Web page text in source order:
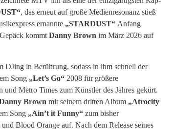
, das erneut auf große Medienresonanz stieß
ernannte „STARDUST“ Anfang
kommt Danny Brown im März 2026 auf
in Berührung, sodass in ihm schnell der
Song „Let’s Go“ 2008 für größere
und Metro Times zum Künstler des Jahres gekürt.
Brown mit seinem dritten Album „Atrocity
Song „Ain’t it Funny“ zum bisher
Blood Orange auf. Nach dem Release seines